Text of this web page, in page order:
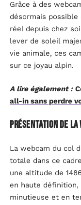
Grâce à des
désormais
réel depuis chez
lever de soleil
vie animale, ces
sur ce joyau alpin.
A lire également :
all-in sans perdre
Présentation de la
La webcam du col
totale dans ce
une altitude de
en haute
minutieuse et en